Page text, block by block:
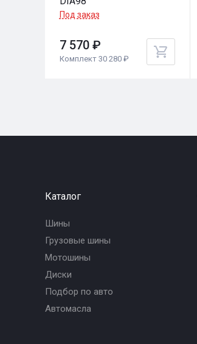
Под заказ
7 570 ₽
Комплект 30 280 ₽
Каталог
Шины
Грузовые шины
Мотошины
Диски
Подбор по авто
Автомасла